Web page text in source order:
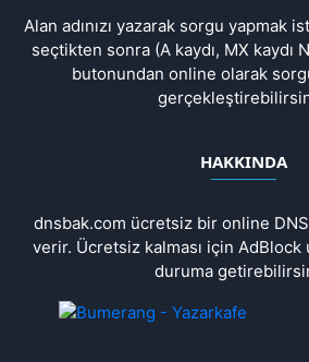
Alan adınızı yazarak sorgu yapmak
seçtikten sonra (A kaydı, MX kaydı
butonundan online olarak
HAKKINDA
dnsbak.com ücretsiz bir online
verir. Ücretsiz kalması için AdBlock
duruma